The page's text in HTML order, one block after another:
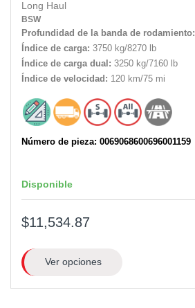
Long Haul
BSW
Profundidad de la banda de rodamiento:
Índice de carga: 3750 kg/8270 lb
Índice de carga dual: 3250 kg/7160 lb
Índice de velocidad: 120 km/75 mi
Número de pieza: 0069068600696001159
Disponible
$11,534.87
Ver opciones